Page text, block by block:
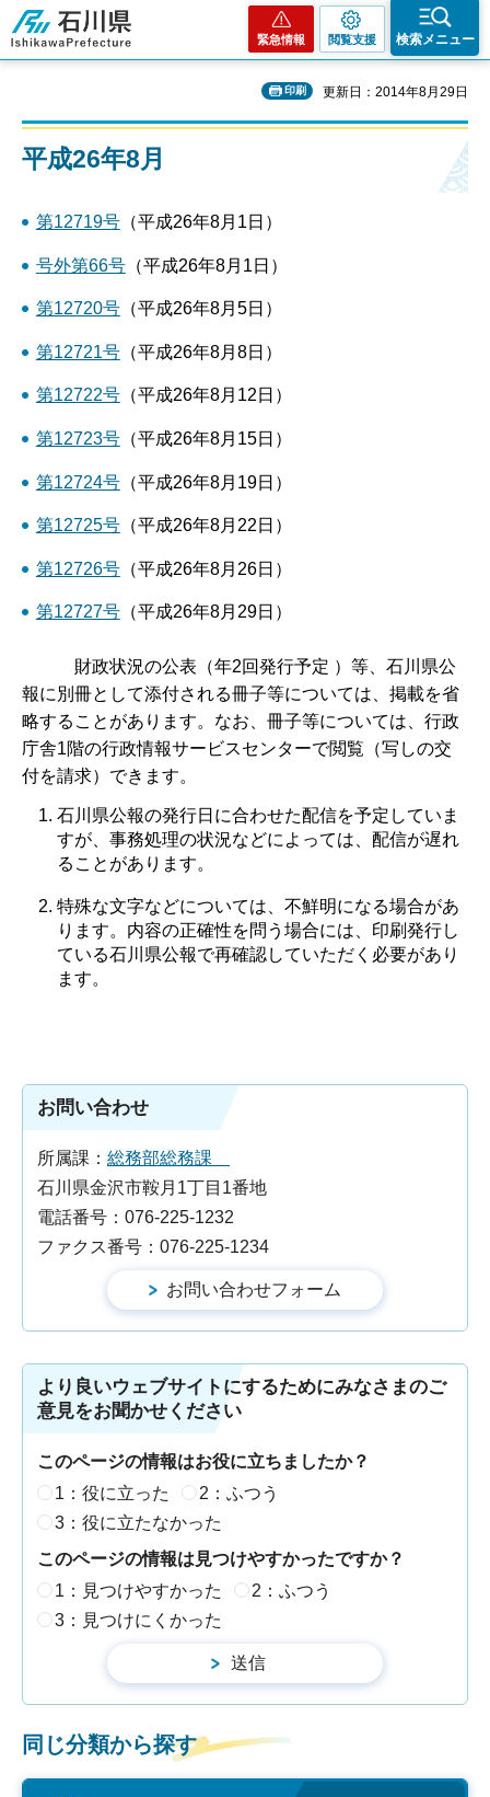
石川県
緊急情報 閲覧支援 検索メニュー
印刷 更新日：2014年8月29日
平成26年8月
第12719号（平成26年8月1日）
号外第66号（平成26年8月1日）
第12720号（平成26年8月5日）
第12721号（平成26年8月8日）
第12722号（平成26年8月12日）
第12723号（平成26年8月15日）
第12724号（平成26年8月19日）
第12725号（平成26年8月22日）
第12726号（平成26年8月26日）
第12727号（平成26年8月29日）
財政状況の公表（年2回発行予定 ）等、石川県公
報に別冊として添付される冊子等については、掲載を省
略することがあります。なお、冊子等については、行政
庁舎1階の行政情報サービスセンターで閲覧（写しの交
付を請求）できます。
石川県公報の発行日に合わせた配信を予定していま
すが、事務処理の状況などによっては、配信が遅れ
ることがあります。
特殊な文字などについては、不鮮明になる場合があ
ります。内容の正確性を問う場合には、印刷発行し
ている石川県公報で再確認していただく必要があり
ます。
お問い合わせ
所属課： 総務部総務課
石川県金沢市鞍月1丁目1番地
電話番号：076-225-1232
ファクス番号：076-225-1234
より良いウェブサイトにするためにみなさまのご
意見をお聞かせください
このページの情報はお役に立ちましたか？
1：役に立った
2：ふつう
3：役に立たなかった
このページの情報は見つけやすかったですか？
1：見つけやすかった
2：ふつう
3：見つけにくかった
同じ分類から探す